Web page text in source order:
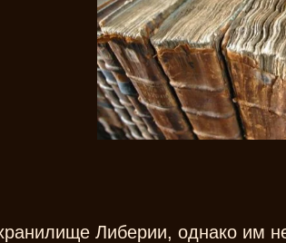
Либерии, однако им